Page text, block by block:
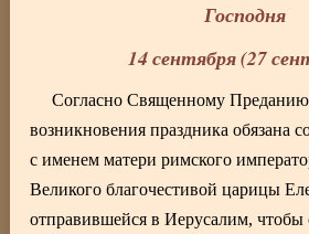
Господня
14 сентября (27
Согласно Священному
возникновения праздника обязана
с именем матери римского
Великого благочестивой царицы
отправившейся в Иерусалим, чтобы